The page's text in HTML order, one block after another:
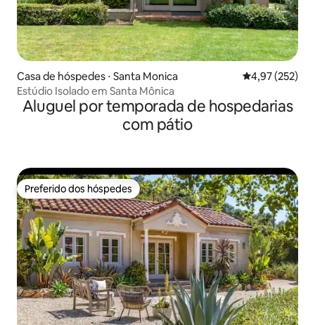
Casa de hóspedes ⋅ Santa Monica 4,97 de uma
4,97 (252)
Estúdio Isolado em Santa Mônica
Aluguel por temporada de hospedarias
com pátio
Preferido dos hóspedes
Preferido dos hóspedes